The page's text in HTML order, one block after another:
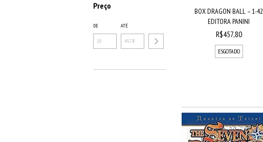
Preço
DE ATÉ
BOX DRAGON BALL – 1-42
EDITORA PANINI
R$457,80
ESGOTADO